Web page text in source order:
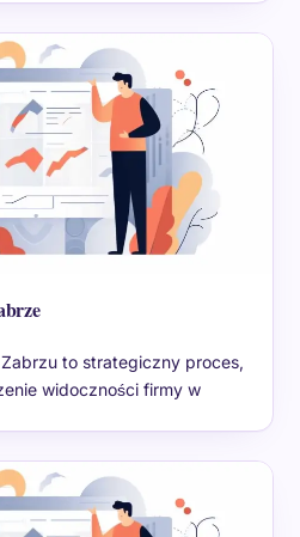
to strategiczny proces,
widoczności firmy w